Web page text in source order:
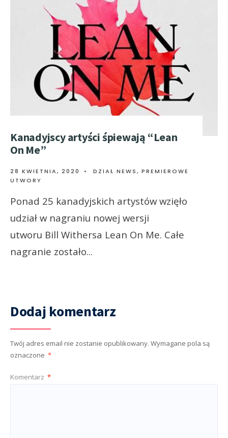
Kanadyjscy artyści śpiewają “Lean
On Me”
28 KWIETNIA, 2020 • DZIAŁ NEWS, PREMIEROWE
UTWORY
Ponad 25 kanadyjskich artystów wzięło
udział w nagraniu nowej wersji
utworu Bill Withersa Lean On Me. Całe
nagranie zostało...
Dodaj komentarz
Twój adres email nie zostanie opublikowany. Wymagane pola są
oznaczone *
Komentarz *